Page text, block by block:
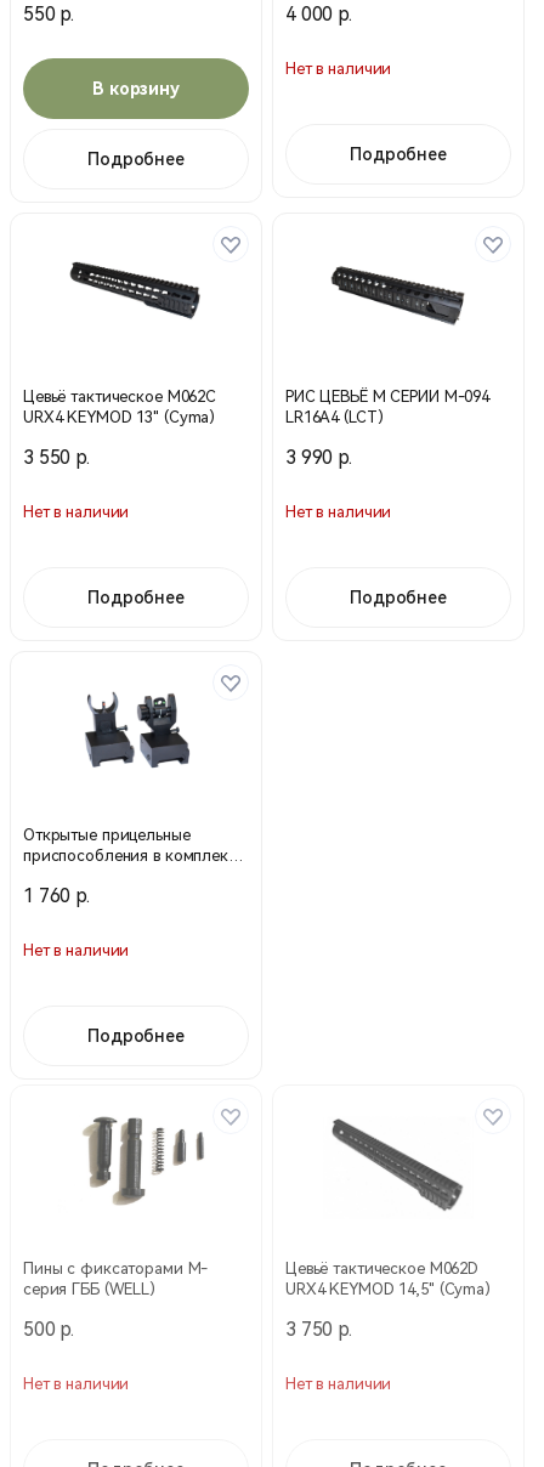
550 р.
В корзину
Подробнее
4 000 р.
Нет в наличии
Подробнее
Цевьё тактическое M062C
URX4 KEYMOD 13" (Cyma)
3 550 р.
Нет в наличии
Подробнее
РИС ЦЕВЬЁ М СЕРИИ М-094
LR16A4 (LCT)
3 990 р.
Нет в наличии
Подробнее
Открытые прицельные
приспособления в комплекте
1 760 р.
Нет в наличии
Подробнее
Пины с фиксаторами М-
серия ГББ (WELL)
500 р.
Нет в наличии
Цевьё тактическое M062D
URX4 KEYMOD 14,5" (Cyma)
3 750 р.
Нет в наличии